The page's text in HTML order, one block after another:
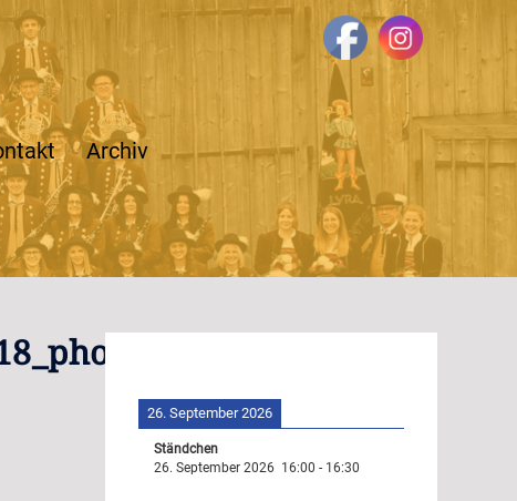
Archiv
26. September 2026
Ständchen
26. September 2026 16:00 - 16:30